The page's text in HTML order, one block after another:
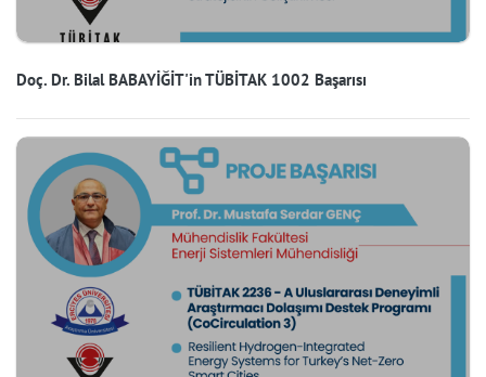
Doç. Dr. Bilal BABAYİĞİT'in TÜBİTAK 1002 Başarısı